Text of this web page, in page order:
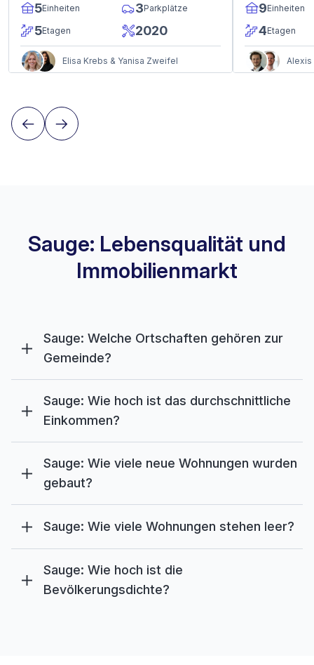
5Einheiten 3Parkplätze
5Etagen 2020
Elisa Krebs & Yanisa Zweifel
9Einheiten
4Etagen
Alexis
Sauge: Lebensqualität und
Immobilienmarkt
Sauge: Welche Ortschaften gehören zur
Gemeinde?
Sauge: Wie hoch ist das durchschnittliche
Einkommen?
Sauge: Wie viele neue Wohnungen wurden
gebaut?
Sauge: Wie viele Wohnungen stehen leer?
Sauge: Wie hoch ist die
Bevölkerungsdichte?